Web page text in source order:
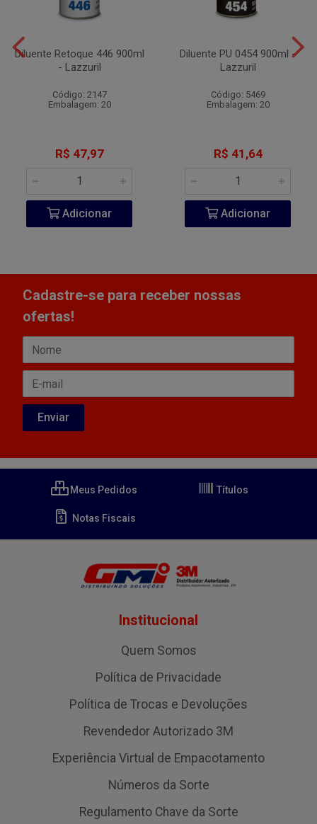
Diluente Retoque 446 900ml
- Lazzuril
Código: 2147
Embalagem: 20
R$ 47,97
Adicionar
Diluente PU 0454 900ml -
Lazzuril
Código: 5469
Embalagem: 20
R$ 41,64
Adicionar
Cadastre-se para receber nossas
ofertas!
Meus Pedidos Títulos
Notas Fiscais
Institucional
Quem Somos
Política de Privacidade
Política de Trocas e Devoluções
Revendedor Autorizado 3M
Experiência Virtual de Empacotamento
Números da Sorte
Regulamento Chave da Sorte